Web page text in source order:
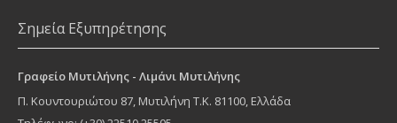
Σημεία Εξυπηρέτησης
Γραφείο Μυτιλήνης - Λιμάνι Μυτιλήνης
Π. Κουντουριώτου 87, Μυτιλήνη Τ.Κ. 81100, Ελλάδα